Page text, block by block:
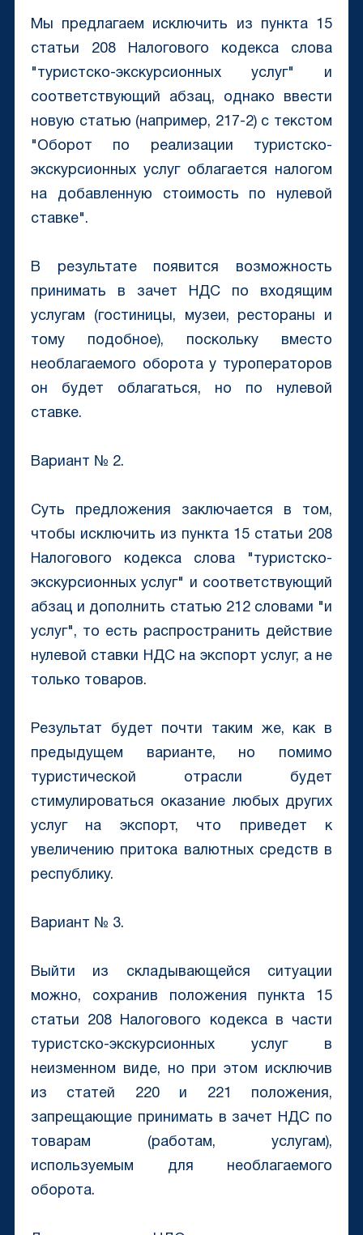
Мы предлагаем исключить из пункта 15
статьи 208 Налогового кодекса слова
"туристско-экскурсионных услуг" и
соответствующий абзац, однако ввести
новую статью (например, 217-2) с текстом
"Оборот по реализации туристско-
экскурсионных услуг облагается налогом
на добавленную стоимость по нулевой
ставке".
В результате появится возможность
принимать в зачет НДС по входящим
услугам (гостиницы, музеи, рестораны и
тому подобное), поскольку вместо
необлагаемого оборота у туроператоров
он будет облагаться, но по нулевой
ставке.
Вариант № 2.
Суть предложения заключается в том,
чтобы исключить из пункта 15 статьи 208
Налогового кодекса слова "туристско-
экскурсионных услуг" и соответствующий
абзац и дополнить статью 212 словами "и
услуг", то есть распространить действие
нулевой ставки НДС на экспорт услуг, а не
только товаров.
Результат будет почти таким же, как в
предыдущем варианте, но помимо
туристической отрасли будет
стимулироваться оказание любых других
услуг на экспорт, что приведет к
увеличению притока валютных средств в
республику.
Вариант № 3.
Выйти из складывающейся ситуации
можно, сохранив положения пункта 15
статьи 208 Налогового кодекса в части
туристско-экскурсионных услуг в
неизменном виде, но при этом исключив
из статей 220 и 221 положения,
запрещающие принимать в зачет НДС по
товарам (работам, услугам),
используемым для необлагаемого
оборота.